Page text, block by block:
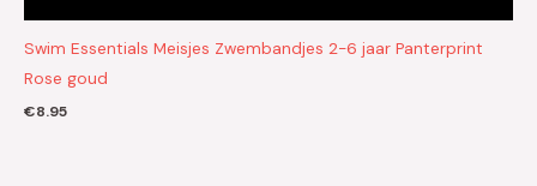
Swim Essentials Meisjes Zwembandjes 2-6 jaar Panterprint
Rose goud
€8.95